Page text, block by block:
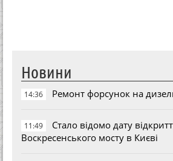
Новини
14:36 Ремонт форсунок на
11:49
Стало відомо дату
Воскресенського мосту в Києві